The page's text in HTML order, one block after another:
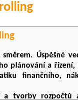
Úspěšné
plánování a řízení,
finančního,
a tvorby rozpočtů